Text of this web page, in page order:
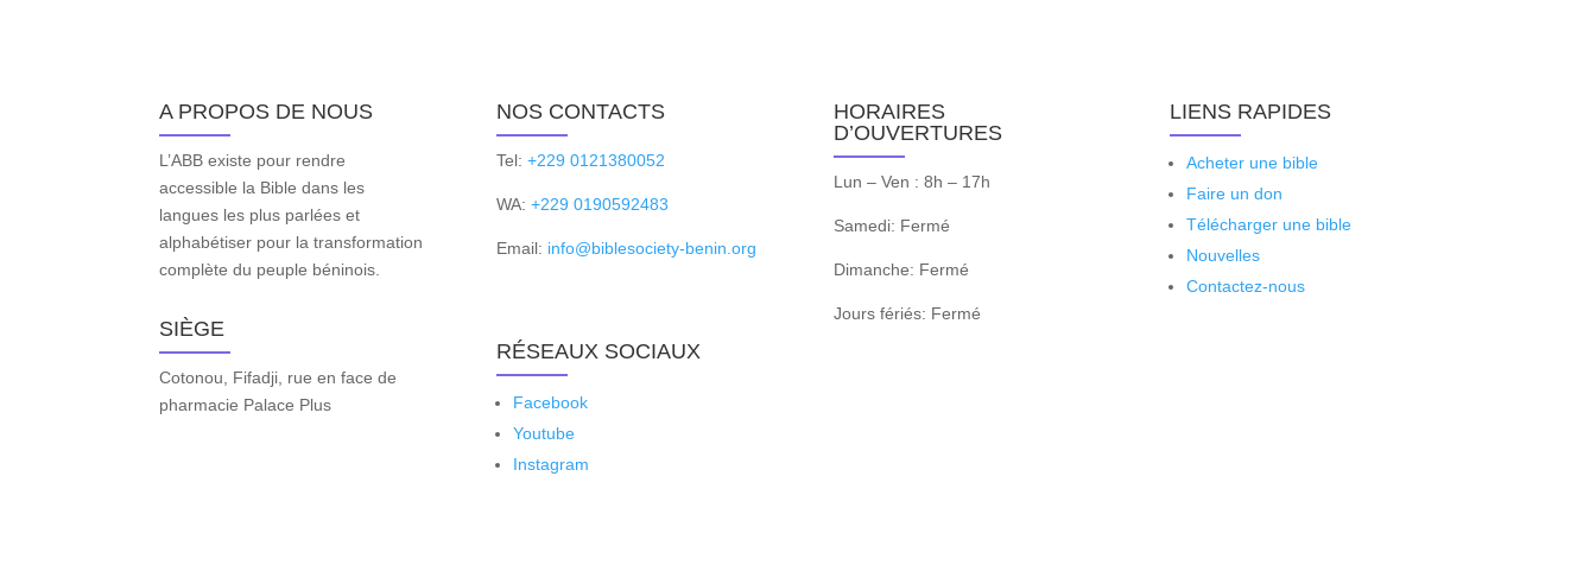
A PROPOS DE NOUS
L’ABB existe pour rendre
accessible la Bible dans les
langues les plus parlées et
alphabétiser pour la transformation
complète du peuple béninois.
SIÈGE
Cotonou, Fifadji, rue en face de
pharmacie Palace Plus
NOS CONTACTS
Tel: +229 0121380052
WA: +229 0190592483
Email: info@biblesociety-benin.org
RÉSEAUX SOCIAUX
Facebook
Youtube
Instagram
HORAIRES
D’OUVERTURES
Lun – Ven : 8h – 17h
Samedi: Fermé
Dimanche: Fermé
Jours fériés: Fermé
LIENS RAPIDES
Acheter une bible
Faire un don
Télécharger une bible
Nouvelles
Contactez-nous